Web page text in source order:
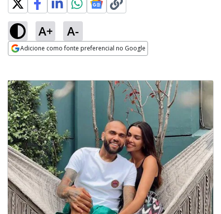
A+ A-
Adicione como fonte preferencial no Google